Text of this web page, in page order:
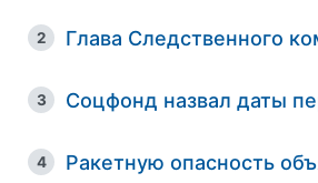
2 Глава Следственного
3 Соцфонд назвал даты
4 Ракетную опасность